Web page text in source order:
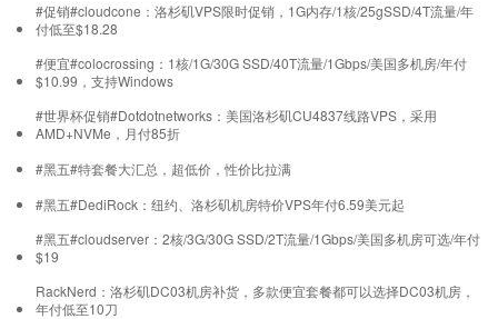
#促销#cloudcone：洛杉矶VPS限时促销，1G内存/1核/25gSSD/4T流量/年
付低至$18.28
#便宜#colocrossing：1核/1G/30G SSD/40T流量/1Gbps/美国多机房/年付
$10.99，支持Windows
#世界杯促销#Dotdotnetworks：美国洛杉矶CU4837线路VPS，采用
AMD+NVMe，月付85折
#黑五#特套餐大汇总，超低价，性价比拉满
#黑五#DediRock：纽约、洛杉矶机房特价VPS年付6.59美元起
#黑五#cloudserver：2核/3G/30G SSD/2T流量/1Gbps/美国多机房可选/年付
$19
RackNerd：洛杉矶DC03机房补货，多款便宜套餐都可以选择DC03机房，
年付低至10刀